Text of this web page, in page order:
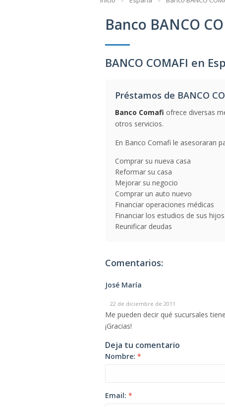
Banco BANCO
BANCO COMAFI en
Préstamos de BANCO
Banco Comafi ofrece diversas
otros servicios.
En Banco Comafi le asesoraran
Comprar su nueva casa
Reformar su casa
Mejorar su negocio
Comprar un auto nuevo
Financiar operaciones médicas
Financiar los estudios de sus hijos
Reunificar deudas
Comentarios:
José María
22 de diciembre de 2011
Me pueden decir qué sucursales
¡Gracias!
Deja tu comentario
Nombre: *
Email: *